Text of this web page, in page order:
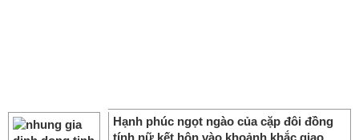
Hạnh phúc ngọt ngào của cặp đôi đồng
tính nữ kết hôn vào khoảnh khắc giao